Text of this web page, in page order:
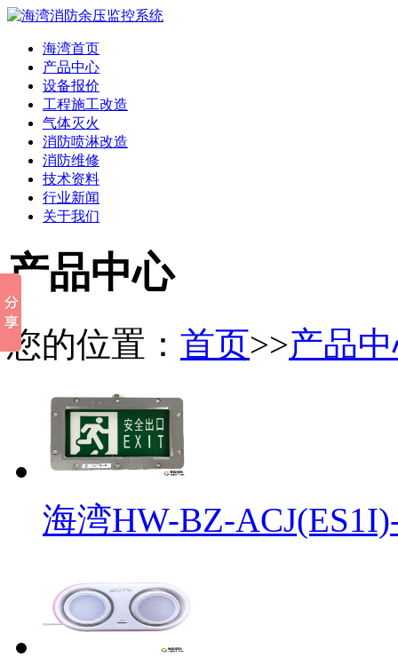
海湾首页
产品中心
设备报价
工程施工改造
气体灭火
消防喷淋改造
消防维修
技术资料
行业新闻
关于我们
产品中心
您的位置： 首页>>产品
海湾HW-BZ-ACJ(ES1I)-